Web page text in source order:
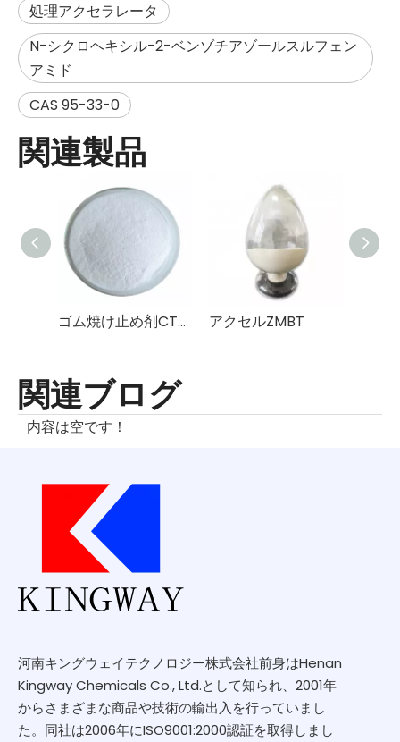
処理アクセラレータ
N-シクロヘキシル-2-ベンゾチアゾールスルフェン
アミド
CAS 95-33-0
関連製品
ゴム焼け止め剤CTP(PVI) アクセルZMBT
関連ブログ
内容は空です！
河南キングウェイテクノロジー株式会社前身はHenan
Kingway Chemicals Co., Ltd.として知られ、2001年
からさまざまな商品や技術の輸出入を行っていまし
た。同社は2006年にISO9001:2000認証を取得しまし